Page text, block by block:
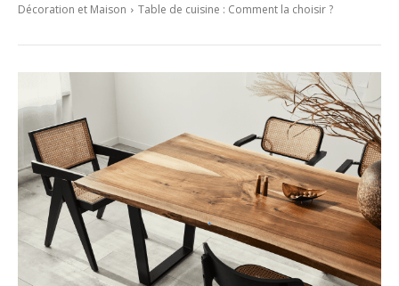
Décoration et Maison Table de cuisine : Comment la choisir ?